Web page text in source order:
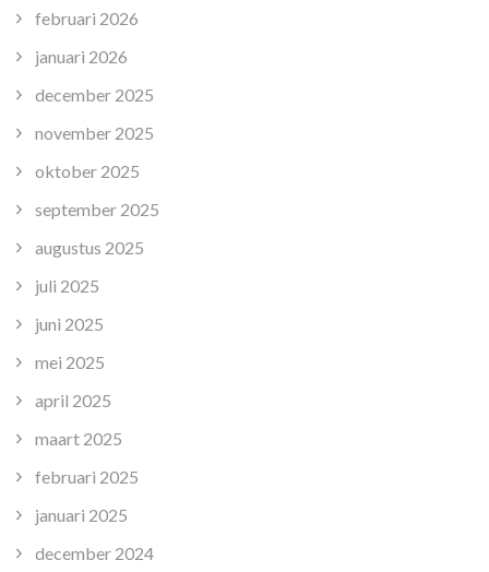
februari 2026
januari 2026
december 2025
november 2025
oktober 2025
september 2025
augustus 2025
juli 2025
juni 2025
mei 2025
april 2025
maart 2025
februari 2025
januari 2025
december 2024